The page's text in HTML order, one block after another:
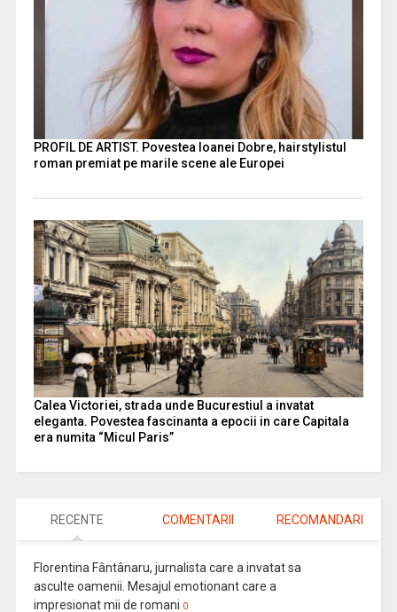
PROFIL DE ARTIST. Povestea Ioanei Dobre, hairstylistul
roman premiat pe marile scene ale Europei
Calea Victoriei, strada unde Bucurestiul a invatat
eleganta. Povestea fascinanta a epocii in care Capitala
era numita “Micul Paris”
RECENTE COMENTARII RECOMANDARI
Florentina Fântânaru, jurnalista care a invatat sa
asculte oamenii. Mesajul emotionant care a
impresionat mii de romani 0